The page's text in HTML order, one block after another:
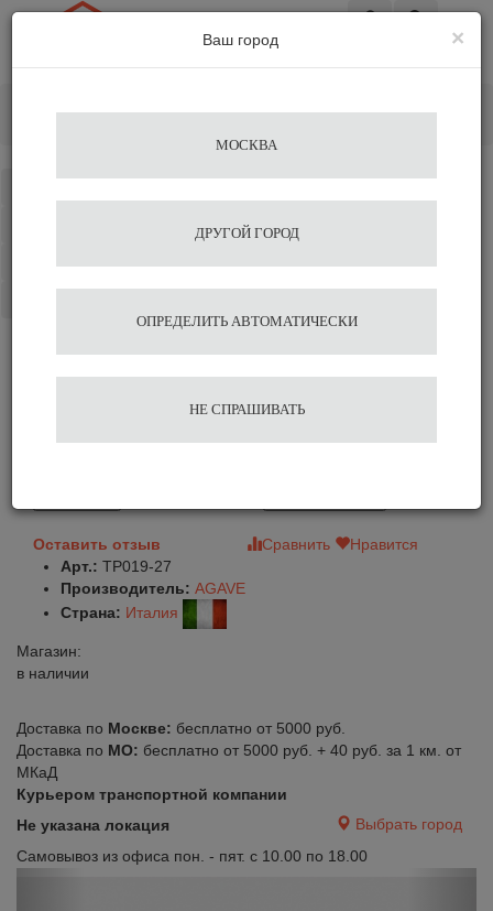
Темпер Dalbergia Odorifera
Ø 51мм Agave
Оставить отзыв Сравнить
Нравится
Арт.: TP019-27
Производитель: AGAVE
Страна: Италия
Магазин:
в наличии
Доставка по Москве: бесплатно от 5000 руб.
Доставка по МО: бесплатно от 5000 руб. + 40 руб. за 1 км. от
МКаД
Курьером транспортной компании
Не указана локация
Выбрать город
Самовывоз из офиса пон. - пят. с 10.00 по 18.00
×
Ваш город
МОСКВА
ДРУГОЙ ГОРОД
ОПРЕДЕЛИТЬ АВТОМАТИЧЕСКИ
НЕ СПРАШИВАТЬ